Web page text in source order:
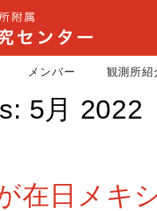
メンバー 観測所紹
5月 2022
在日メキ